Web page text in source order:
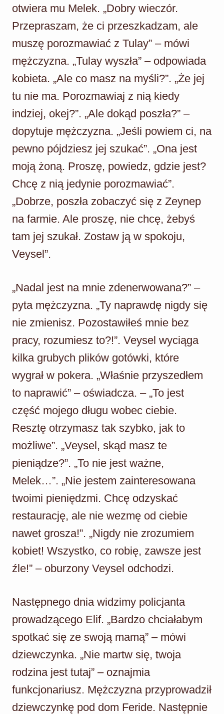
otwiera mu Melek. „Dobry wieczór.
Przepraszam, że ci przeszkadzam, ale
muszę porozmawiać z Tulay” – mówi
mężczyzna. „Tulay wyszła” – odpowiada
kobieta. „Ale co masz na myśli?”. „Że jej
tu nie ma. Porozmawiaj z nią kiedy
indziej, okej?”. „Ale dokąd poszła?” –
dopytuje mężczyzna. „Jeśli powiem ci, na
pewno pójdziesz jej szukać”. „Ona jest
moją żoną. Proszę, powiedz, gdzie jest?
Chcę z nią jedynie porozmawiać”.
„Dobrze, poszła zobaczyć się z Zeynep
na farmie. Ale proszę, nie chcę, żebyś
tam jej szukał. Zostaw ją w spokoju,
Veysel”.
„Nadal jest na mnie zdenerwowana?” –
pyta mężczyzna. „Ty naprawdę nigdy się
nie zmienisz. Pozostawiłeś mnie bez
pracy, rozumiesz to?!”. Veysel wyciąga
kilka grubych plików gotówki, które
wygrał w pokera. „Właśnie przyszedłem
to naprawić” – oświadcza. – „To jest
część mojego długu wobec ciebie.
Resztę otrzymasz tak szybko, jak to
możliwe”. „Veysel, skąd masz te
pieniądze?”. „To nie jest ważne,
Melek…”. „Nie jestem zainteresowana
twoimi pieniędzmi. Chcę odzyskać
restaurację, ale nie wezmę od ciebie
nawet grosza!”. „Nigdy nie zrozumiem
kobiet! Wszystko, co robię, zawsze jest
źle!” – oburzony Veysel odchodzi.
Następnego dnia widzimy policjanta
prowadzącego Elif. „Bardzo chciałabym
spotkać się ze swoją mamą” – mówi
dziewczynka. „Nie martw się, twoja
rodzina jest tutaj” – oznajmia
funkcjonariusz. Mężczyzna przyprowadził
dziewczynkę pod dom Feride. Następnie